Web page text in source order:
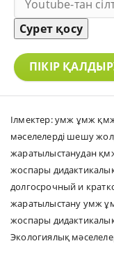
Сурет қосу
ПІКІР
Ілмектер:умж ұмж
мәселелерді шешу
жаратылыстанудан
жоспары
долгосрочный и
жаратылыстану умж
жоспары
Экологиялық